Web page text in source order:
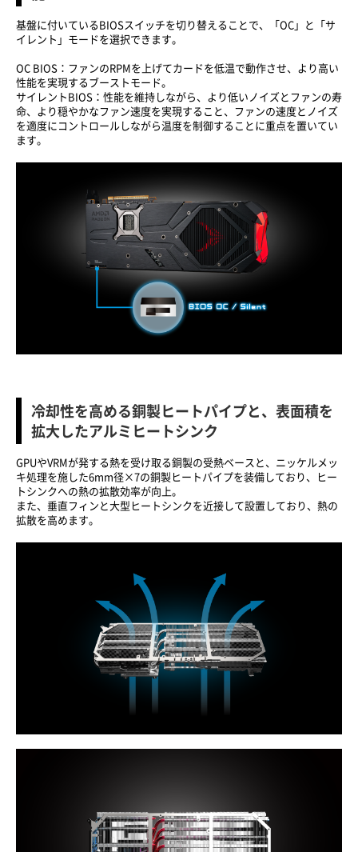
基盤に付いているBIOSスイッチを切り替えることで、「OC」と「サ
イレント」モードを選択できます。
OC BIOS：ファンのRPMを上げてカードを低温で動作させ、より高い
性能を実現するブーストモード。
サイレントBIOS：性能を維持しながら、より低いノイズとファンの寿
命、より穏やかなファン速度を実現すること、ファンの速度とノイズ
を適度にコントロールしながら温度を制御することに重点を置いてい
ます。
冷却性を高める銅製ヒートパイプと、表面積を
拡大したアルミヒートシンク
GPUやVRMが発する熱を受け取る銅製の受熱ベースと、ニッケルメッ
キ処理を施した6mm径×7の銅製ヒートパイプを装備しており、ヒー
トシンクへの熱の拡散効率が向上。
また、垂直フィンと大型ヒートシンクを近接して設置しており、熱の
拡散を高めます。